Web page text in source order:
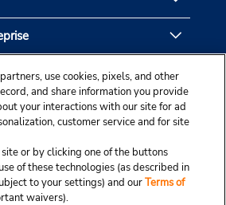
use cookies, pixels, and other
and share information you provide
your interactions with our site for ad
customer service and for site
or by clicking one of the buttons
of these technologies (as described in
to your settings) and ourTerms of
waivers).